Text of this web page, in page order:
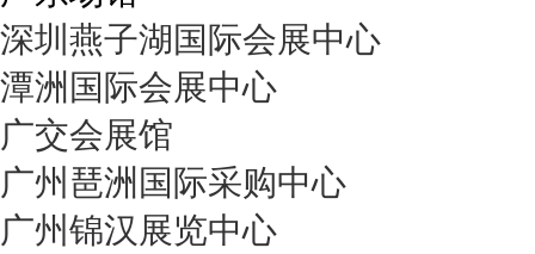
深圳燕子湖国际会展中心
潭洲国际会展中心
广交会展馆
广州琶洲国际采购中心
广州锦汉展览中心